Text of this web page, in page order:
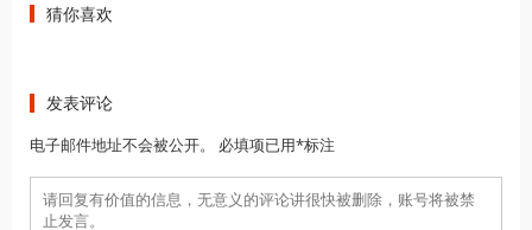
猜你喜欢
发表评论
电子邮件地址不会被公开。 必填项已用*标注